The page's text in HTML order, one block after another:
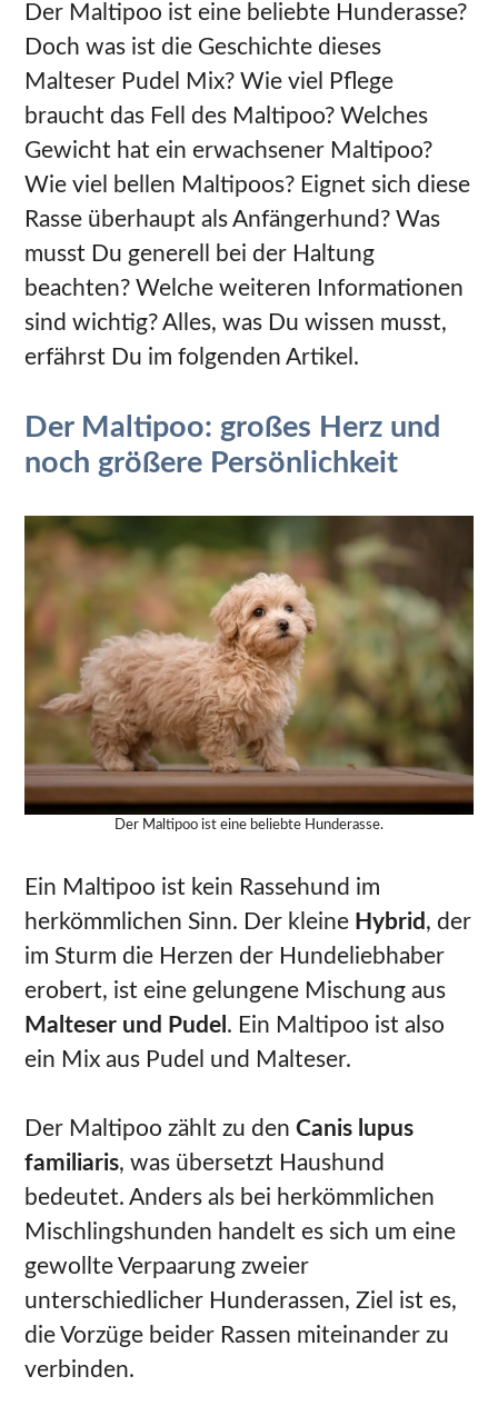
Der Maltipoo ist eine beliebte Hunderasse?
Doch was ist die Geschichte dieses
Malteser Pudel Mix? Wie viel Pflege
braucht das Fell des Maltipoo? Welches
Gewicht hat ein erwachsener Maltipoo?
Wie viel bellen Maltipoos? Eignet sich diese
Rasse überhaupt als Anfängerhund? Was
musst Du generell bei der Haltung
beachten? Welche weiteren Informationen
sind wichtig? Alles, was Du wissen musst,
erfährst Du im folgenden Artikel.
Der Maltipoo: großes Herz und
noch größere Persönlichkeit
Der Maltipoo ist eine beliebte Hunderasse.
Ein Maltipoo ist kein Rassehund im
herkömmlichen Sinn. Der kleine Hybrid, der
im Sturm die Herzen der Hundeliebhaber
erobert, ist eine gelungene Mischung aus
Malteser und Pudel . Ein Maltipoo ist also
ein Mix aus Pudel und Malteser.
Der Maltipoo zählt zu den Canis lupus
familiaris, was übersetzt Haushund
bedeutet. Anders als bei herkömmlichen
Mischlingshunden handelt es sich um eine
gewollte Verpaarung zweier
unterschiedlicher Hunderassen, Ziel ist es,
die Vorzüge beider Rassen miteinander zu
verbinden.